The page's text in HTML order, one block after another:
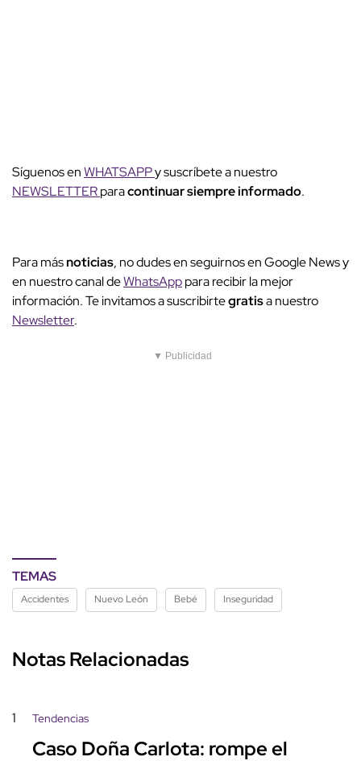
Síguenos enWHATSAPPy suscríbete a nuestro
NEWSLETTERparacontinuar siempre informado.
Para másnoticias, no dudes en seguirnos en Google News y
en nuestro canal deWhatsApppara recibir la mejor
información. Te invitamos a suscribirtegratisa nuestro
Newsletter.
▼ Publicidad
TEMAS
Accidentes Nuevo León Bebé Inseguridad
Notas Relacionadas
1 Tendencias
Caso Doña Carlota: rompe el